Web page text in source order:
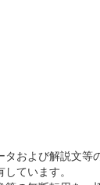
タおよび解説文等
ています。